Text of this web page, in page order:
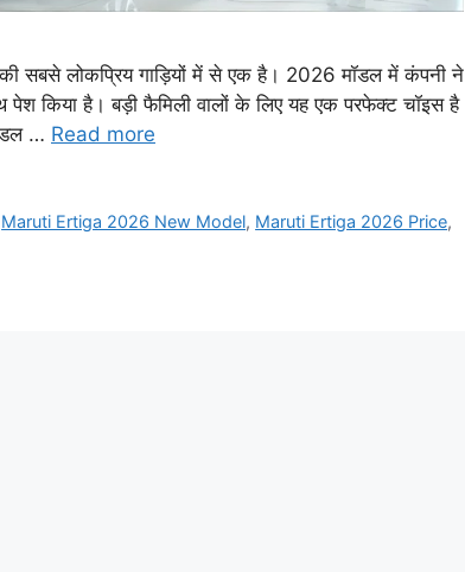
सबसे लोकप्रिय गाड़ियों में से एक है। 2026 मॉडल में कंपनी ने
किया है। बड़ी फैमिली वालों के लिए यह एक परफेक्ट चॉइस है
… Read more
Maruti Ertiga 2026 New Model, Maruti Ertiga 2026 Price,